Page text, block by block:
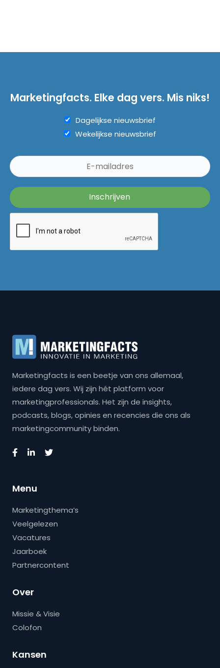
Marketingfacts. Elke dag vers. Mis niks!
Dagelijkse nieuwsbrief
Wekelijkse nieuwsbrief
Marketingfacts is een beetje van ons allemaal,
iedere dag vers. Wij zijn hét platform voor
marketingprofessionals. Het zijn de insights,
podcasts, blogs, opinies en recencies die ons als
marketingcommunity binden.
Menu
Marketingthema’s
Veelgelezen
Vacatures
Jaarboek
Partnercontent
Over
Missie & Visie
Colofon
Kansen